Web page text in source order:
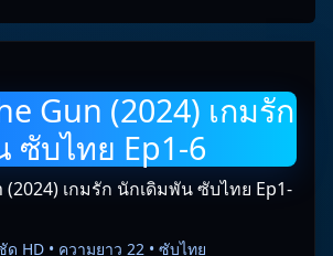
Gun (2024) เกมรัก
ซับไทย Ep1-6
(2024) เกมรัก นักเดิมพัน ซับไทย Ep1-
HD • ความยาว 22 • ซับไทย